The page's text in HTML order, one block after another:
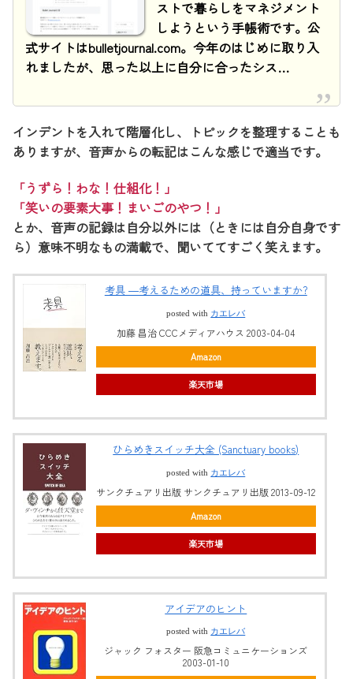
ストで暮らしをマネジメント
しようという手帳術です。公
式サイトはbulletjournal.com。今年のはじめに取り入
れましたが、思った以上に自分に合ったシス…
インデントを入れて階層化し、トピックを整理することも
ありますが、音声からの転記はこんな感じで適当です。
「うずら！わな！仕組化！」
「笑いの要素大事！まいごのやつ！」
とか、音声の記録は自分以外には（ときには自分自身です
ら）意味不明なもの満載で、聞いててすごく笑えます。
考具 ―考えるための道具、持っていますか?
posted with カエレバ
加藤 昌治 CCCメディアハウス 2003-04-04
Amazon
楽天市場
ひらめきスイッチ大全 (Sanctuary books)
posted with カエレバ
サンクチュアリ出版 サンクチュアリ出版 2013-09-12
Amazon
楽天市場
アイデアのヒント
posted with カエレバ
ジャック フォスター 阪急コミュニケーションズ
2003-01-10